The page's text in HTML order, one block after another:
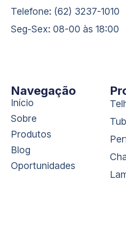
Navegação
Início
Sobre
Produtos
Blog
Oportunidades
Telefone: (62) 3237-1010
Seg-Sex: 08-00 às 18:00